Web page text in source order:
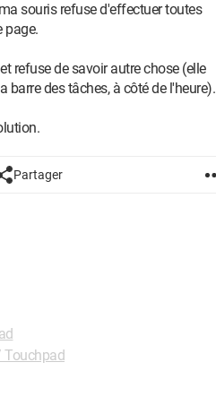
souris refuse d'effectuer toutes
page.
refuse de savoir autre chose (elle
barre des tâches, à côté de l'heure).
Partager
Touchpad